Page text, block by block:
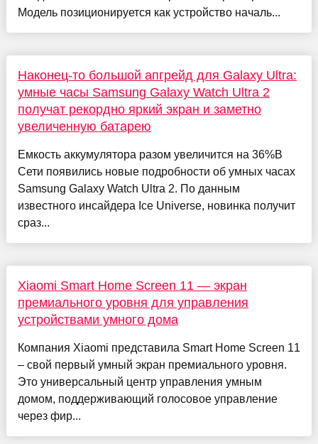
Модель позиционируется как устройство началь...
Наконец-то большой апгрейд для Galaxy Ultra:
умные часы Samsung Galaxy Watch Ultra 2
получат рекордно яркий экран и заметно
увеличенную батарею
Емкость аккумулятора разом увеличится на 36%В
Сети появились новые подробности об умных часах
Samsung Galaxy Watch Ultra 2. По данным
известного инсайдера Ice Universe, новинка получит
сраз...
Xiaomi Smart Home Screen 11 — экран
премиального уровня для управления
устройствами умного дома
Компания Xiaomi представила Smart Home Screen 11
– свой первый умный экран премиального уровня.
Это универсальный центр управления умным
домом, поддерживающий голосовое управление
через фир...